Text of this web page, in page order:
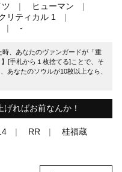
ヒューマン
リティカル 1
-
時、あなたのヴァンガードが「重
[手札から１枚捨てる]ことで、そ
あなたのソウルが10枚以上なら、
ればお前なんか！
RR 桂福蔵